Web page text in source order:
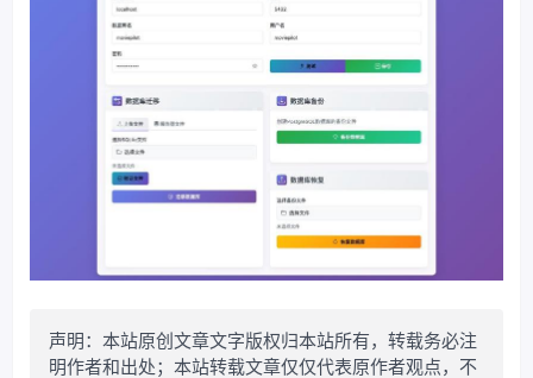
声明：本站原创文章文字版权归本站所有，转载务必注
明作者和出处；本站转载文章仅仅代表原作者观点，不